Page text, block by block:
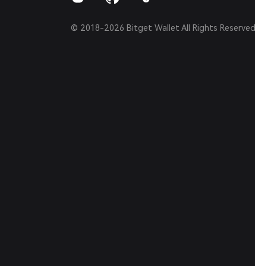
© 2018-2026 Bitget Wallet All Rights Reserved